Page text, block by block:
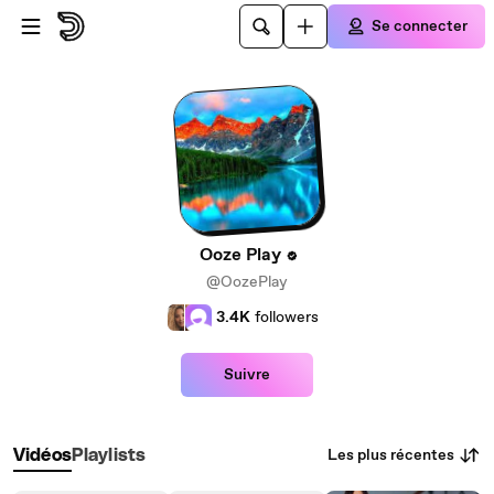
Passer au contenu principal
Se connecter
Ooze Play
@OozePlay
3.4K followers
Suivre
VidéosPlaylists Les plus récentes